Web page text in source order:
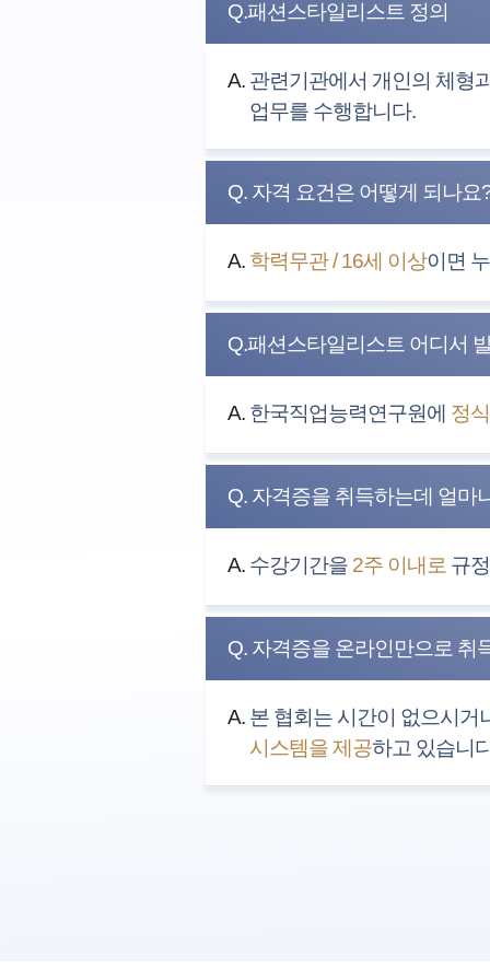
Q.패션스타일리스트 정의
A. 관련기관에서 개인의 체형
업무를 수행합니다.
Q. 자격 요건은 어떻게 되나요
A. 학력무관 / 16세 이상이면
Q.패션스타일리스트 어디서
A. 한국직업능력연구원에 정
Q. 자격증을 취득하는데 얼마
A. 수강기간을 2주 이내로 규
Q. 자격증을 온라인만으로 취
A. 본 협회는 시간이 없으시거
시스템을 제공하고 있습니